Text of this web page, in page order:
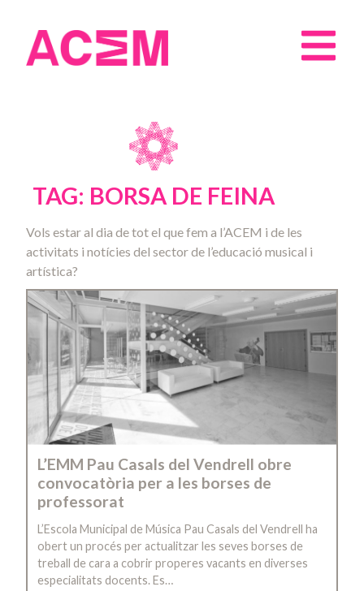
TAG: BORSA DE FEINA
Vols estar al dia de tot el que fem a l’ACEM i de les
activitats i notícies del sector de l’educació musical i
artística?
L’EMM Pau Casals del Vendrell obre
convocatòria per a les borses de
professorat
L’Escola Municipal de Música Pau Casals del Vendrell ha
obert un procés per actualitzar les seves borses de
treball de cara a cobrir properes vacants en diverses
especialitats docents. Es…